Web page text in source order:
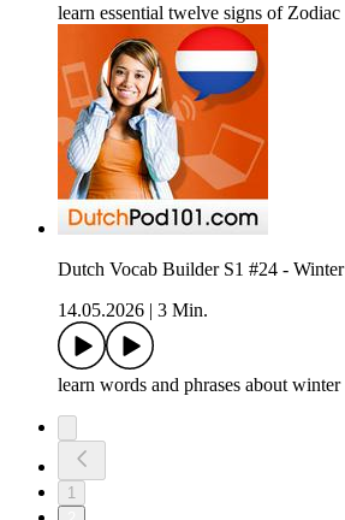
learn essential twelve signs of Zodiac
Dutch Vocab Builder S1 #24 - Winter
14.05.2026 | 3 Min.
learn words and phrases about winter
1